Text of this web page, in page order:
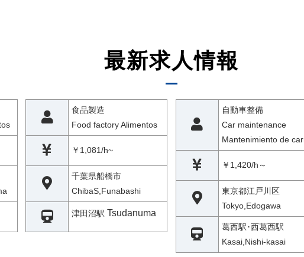
最新求人情報
食品製造
Food factory Alimentos
￥1,081/h~
千葉県船橋市
ChibaS,Funabashi
津田沼駅Tsudanuma
自動車整備
Car maintenance
Mantenimiento de
￥1,420/h～
東京都江戸川区
Tokyo,Edogawa
葛西駅･西葛西駅
Kasai,Nishi-kasai